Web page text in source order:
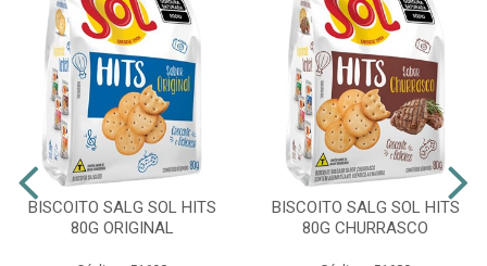
BISCOITO SALG SOL HITS
80G ORIGINAL
BISCOITO SALG SOL HITS
80G CHURRASCO